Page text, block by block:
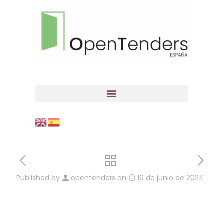
Published by opentenders on 19 de junio de 2024